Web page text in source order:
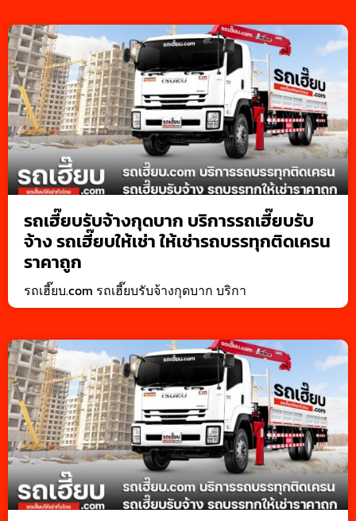
รถเฮี๊ยบรับจ้างกุดบาก บริการรถเฮี๊ยบรับ
จ้าง รถเฮี๊ยบให้เช่า ให้เช่ารถบรรทุกติดเครน
ราคาถูก
รถเฮี๊ยบ.com รถเฮี๊ยบรับจ้างกุดบาก บริกา